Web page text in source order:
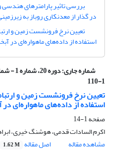
بررسی تاثیر پارامترهای هندسی
در گذار از معدنکاری روباز به
تعیین نرخ فرونشست زمین و
استفاده از داده‌های ماهواره‌ای در
شماره جاری:
1-110
تعیین نرخ فرونشست زمین و
استفاده از داده‌های ماهواره‌ای در
صفحه1-14
اکرم السادات قدمی، هوشنگ خیری،
مشاهده مقاله
اصل مقاله 1.62 M